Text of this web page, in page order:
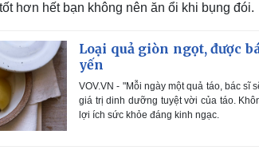
hơn hết bạn không nên ăn ổi khi bụng đói.
Loại quả giòn ngọt, được
yến
VOV.VN - "Mỗi ngày một quả táo, bác sĩ
giá trị dinh dưỡng tuyệt vời của táo.
lợi ích sức khỏe đáng kinh ngạc.